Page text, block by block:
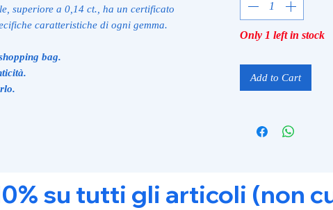
superiore a 0,14 ct., ha un certificato
caratteristiche di ogni gemma.
bag.
Only 1 left in stock
Add to Cart
su tutti gli articoli (non